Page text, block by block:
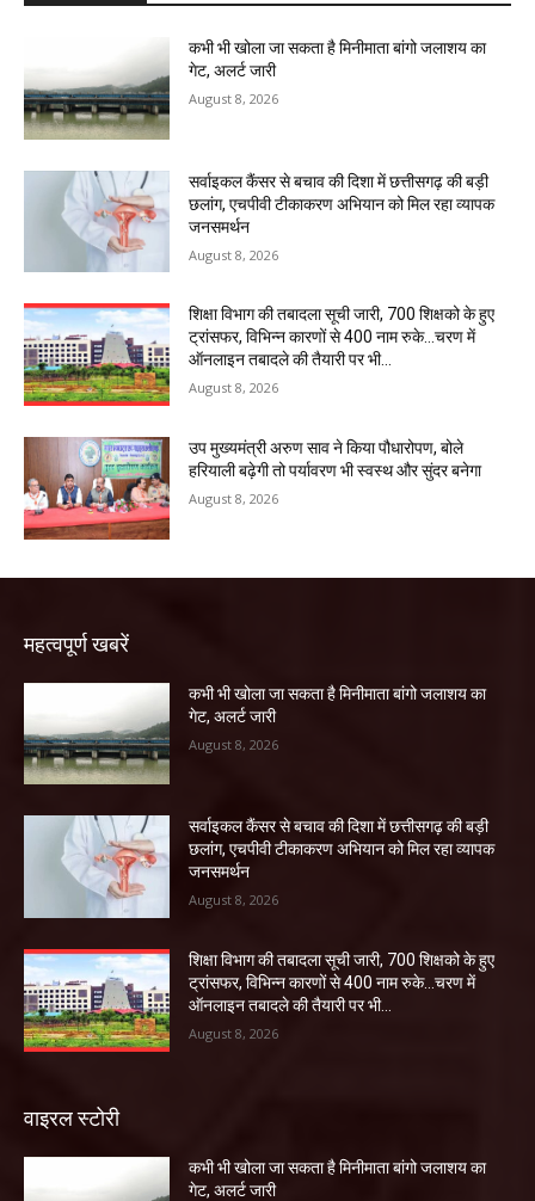
कभी भी खोला जा सकता है मिनीमाता बांगो जलाशय का
गेट, अलर्ट जारी
August 8, 2026
सर्वाइकल कैंसर से बचाव की दिशा में छत्तीसगढ़ की बड़ी
छलांग, एचपीवी टीकाकरण अभियान को मिल रहा व्यापक
जनसमर्थन
August 8, 2026
शिक्षा विभाग की तबादला सूची जारी, 700 शिक्षको के हुए
ट्रांसफर, विभिन्न कारणों से 400 नाम रुके…चरण में
ऑनलाइन तबादले की तैयारी पर भी...
August 8, 2026
उप मुख्यमंत्री अरुण साव ने किया पौधारोपण, बोले
हरियाली बढ़ेगी तो पर्यावरण भी स्वस्थ और सुंदर बनेगा
August 8, 2026
महत्वपूर्ण खबरें
कभी भी खोला जा सकता है मिनीमाता बांगो जलाशय का
गेट, अलर्ट जारी
August 8, 2026
सर्वाइकल कैंसर से बचाव की दिशा में छत्तीसगढ़ की बड़ी
छलांग, एचपीवी टीकाकरण अभियान को मिल रहा व्यापक
जनसमर्थन
August 8, 2026
शिक्षा विभाग की तबादला सूची जारी, 700 शिक्षको के हुए
ट्रांसफर, विभिन्न कारणों से 400 नाम रुके…चरण में
ऑनलाइन तबादले की तैयारी पर भी...
August 8, 2026
वाइरल स्टोरी
कभी भी खोला जा सकता है मिनीमाता बांगो जलाशय का
गेट, अलर्ट जारी